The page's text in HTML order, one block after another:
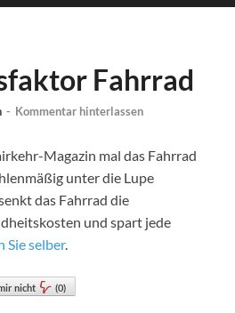
Fahrrad
- Kommentar hinterlassen
Magazin mal das Fahrrad
unter die Lupe
das Fahrrad die
und spart jede
Sie selber.
nicht (0)